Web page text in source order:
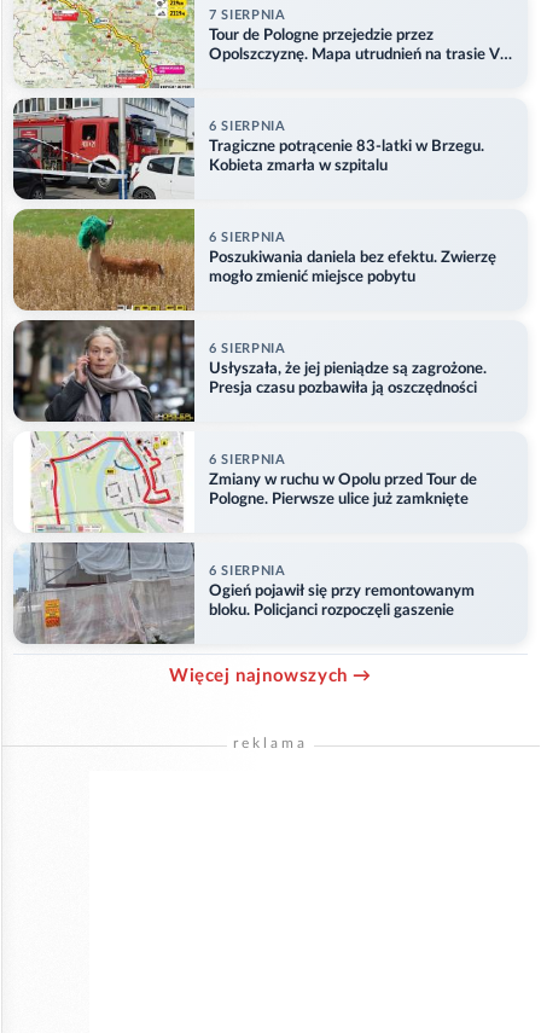
7 SIERPNIA
Tour de Pologne przejedzie przez
Opolszczyznę. Mapa utrudnień na trasie V
6 SIERPNIA
Tragiczne potrącenie 83-latki w Brzegu.
Kobieta zmarła w szpitalu
6 SIERPNIA
Poszukiwania daniela bez efektu. Zwierzę
mogło zmienić miejsce pobytu
6 SIERPNIA
Usłyszała, że jej pieniądze są zagrożone.
Presja czasu pozbawiła ją oszczędności
6 SIERPNIA
Zmiany w ruchu w Opolu przed Tour de
Pologne. Pierwsze ulice już zamknięte
6 SIERPNIA
Ogień pojawił się przy remontowanym
bloku. Policjanci rozpoczęli gaszenie
Więcej najnowszych →
reklama